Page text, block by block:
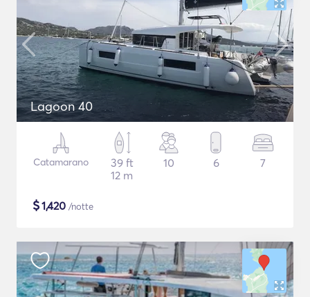
Lagoon 40
Catamarano
39 ft
12 m
10 6 7
$1,420 /notte